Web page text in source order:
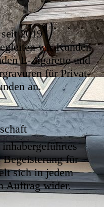
2019
wir Kunden
E-Zigarette und
für Privat-
an.
Begeisterung für
sich in jedem
Auftrag wider.